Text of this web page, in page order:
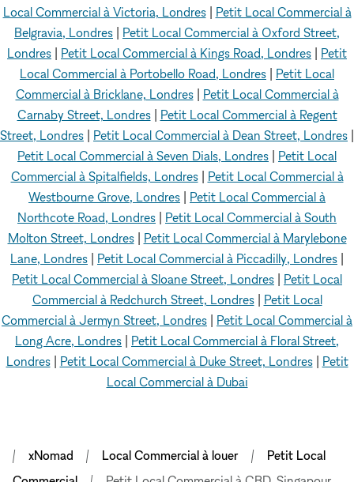
Local Commercial à Victoria, Londres| Petit Local Commercial à
Belgravia, Londres
Petit Local Commercial à Oxford Street,
Londres
Petit Local Commercial à Kings Road, Londres
Petit
Local Commercial à Portobello Road, Londres
Petit Local
Commercial à Bricklane, Londres| Petit Local Commercial à
Carnaby Street, Londres| Petit Local Commercial à Regent
Street, Londres
Petit Local Commercial à Dean Street, Londres
Petit Local Commercial à Seven Dials, Londres
Petit Local
Commercial à Spitalfields, Londres| Petit Local Commercial à
Westbourne Grove, Londres
Petit Local Commercial à
Northcote Road, Londres
Petit Local Commercial à South
Molton Street, Londres| Petit Local Commercial à Marylebone
Lane, Londres
Petit Local Commercial à Piccadilly, Londres
Petit Local Commercial à Sloane Street, Londres
Petit Local
Commercial à Redchurch Street, Londres| Petit Local
Commercial à Jermyn Street, Londres
Petit Local Commercial à
Long Acre, Londres
Petit Local Commercial à Floral Street,
Londres| Petit Local Commercial à Duke Street, Londres| Petit
Local Commercial à Dubai
xNomad Local Commercial à louer
Petit Local